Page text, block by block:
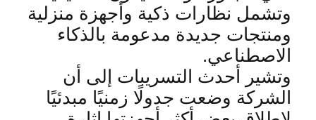
وتشمل نظارات ذكية وأجهزة منزلية
ومنتجات جديدة مدعومة بالذكاء
الاصطناعي.
وتشير أحدث التسريبات إلى أن
الشركة وضعت جدولًا زمنيًا مبدئيًا